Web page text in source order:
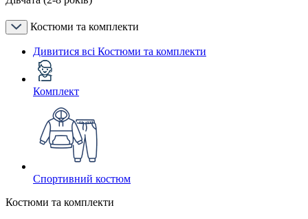
Костюми та комплекти
Дивитися всі Костюми та комплекти
Комплект
Спортивний костюм
Костюми та комплекти